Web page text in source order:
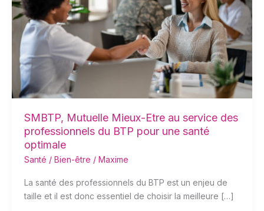
SMBTP, Mutuelle Mieux-Etre au service des
professionnels du BTP pour une santé
optimale
Santé / Bien-être / Maxime
La santé des professionnels du BTP est un enjeu de
taille et il est donc essentiel de choisir la meilleure […]
Etre
au
service
professionnels
du
BTP
une
santé
optimale